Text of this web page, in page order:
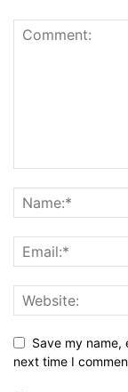
Save my name,
next time I